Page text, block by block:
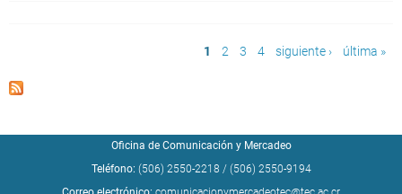
1 2 3 4 siguiente › última »
Oficina de Comunicación y Mercadeo
Teléfono: (506) 2550-2218 / (506) 2550-9194